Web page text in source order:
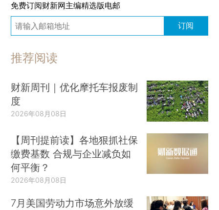
免费订阅财新网主编精选版电邮
订阅
推荐阅读
财新周刊｜优化摩托车报废制
度
2026年08月08日
【周刊提前读】各地狠抓社保
缴费基数 合规与企业减负如
何平衡？
2026年08月08日
7月美国劳动力市场意外放缓